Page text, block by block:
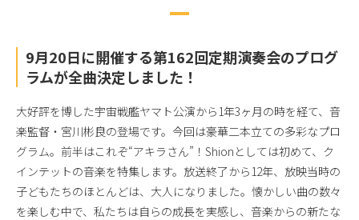
9月20日に開催する第162回定期演奏会のプログ
ラムが全曲決定しました！
大好評を博した宇宙戦艦ヤマト公演から1年3ヶ月の時を経て、音
楽監督・宮川彬良の登場です。今回は豪華二本立ての多彩なプロ
グラム。前半はこれぞ“アキラさん”！Shionとしては初めて、ク
インテットの音楽を特集します。放送終了から12年、放映当時の
子どもたちのほとんどは、大人になりました。懐かしい曲の数々
を楽しむ中で、私たちは自らの成長を実感し、音楽からの新たな